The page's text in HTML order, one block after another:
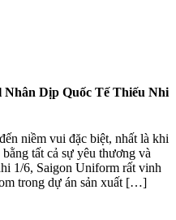
Dịp Quốc Tế Thiếu Nhi
niềm vui đặc biệt, nhất là khi
tất cả sự yêu thương và
1/6, Saigon Uniform rất vinh
trong dự án sản xuất […]